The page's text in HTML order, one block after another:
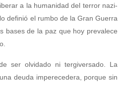
a la humanidad del terror nazi-
definió el rumbo de la Gran Guerra
bases de la paz que hoy prevalece
ser olvidado ni tergiversado. La
deuda imperecedera, porque sin